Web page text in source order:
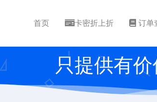
首页 卡密折上折 订单
只提供有